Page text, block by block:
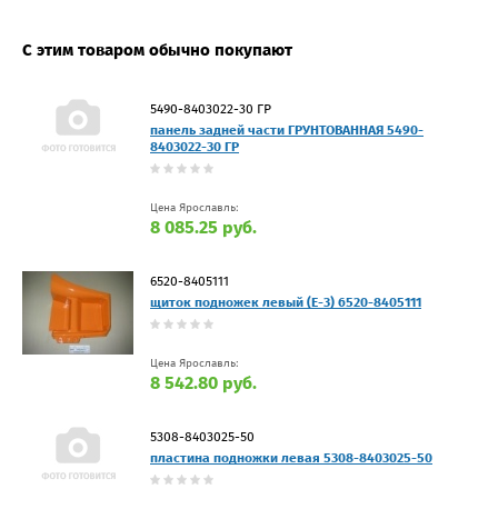
С этим товаром обычно покупают
5490-8403022-30 ГР
панель задней части ГРУНТОВАННАЯ 5490-
8403022-30 ГР
Цена Ярославль:
8 085.25 руб.
6520-8405111
щиток подножек левый (Е-3) 6520-8405111
Цена Ярославль:
8 542.80 руб.
5308-8403025-50
пластина подножки левая 5308-8403025-50